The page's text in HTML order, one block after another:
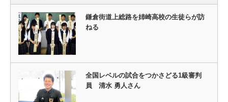
鎌倉街道上総路を姉崎高校の生徒らが訪
ねる
全国レベルの試合をつかさどる1級審判
員 清水 勇人さん